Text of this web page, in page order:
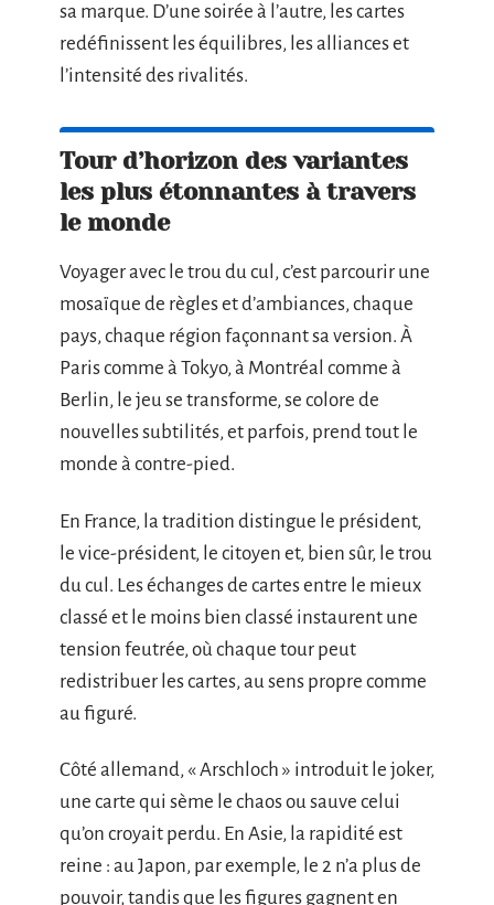
sa marque. D’une soirée à l’autre, les cartes
redéfinissent les équilibres, les alliances et
l’intensité des rivalités.
Tour d’horizon des variantes
les plus étonnantes à travers
le monde
Voyager avec le trou du cul, c’est parcourir une
mosaïque de règles et d’ambiances, chaque
pays, chaque région façonnant sa version. À
Paris comme à Tokyo, à Montréal comme à
Berlin, le jeu se transforme, se colore de
nouvelles subtilités, et parfois, prend tout le
monde à contre-pied.
En France, la tradition distingue le président,
le vice-président, le citoyen et, bien sûr, le trou
du cul. Les échanges de cartes entre le mieux
classé et le moins bien classé instaurent une
tension feutrée, où chaque tour peut
redistribuer les cartes, au sens propre comme
au figuré.
Côté allemand, « Arschloch » introduit le joker,
une carte qui sème le chaos ou sauve celui
qu’on croyait perdu. En Asie, la rapidité est
reine : au Japon, par exemple, le 2 n’a plus de
pouvoir, tandis que les figures gagnent en